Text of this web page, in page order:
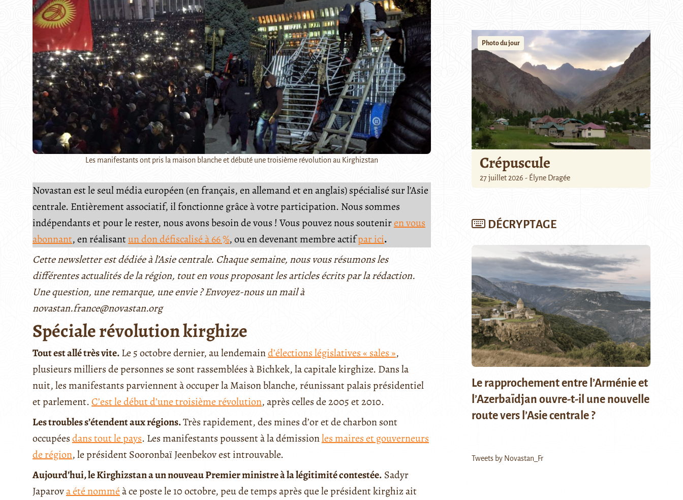
Les manifestants ont pris la maison blanche et débuté une troisième révolution au Kirghizstan
Novastan est le seul média européen (en français, en allemand et en anglais) spécialisé sur l'Asie
centrale. Entièrement associatif, il fonctionne grâce à votre participation. Nous sommes
indépendants et pour le rester, nous avons besoin de vous ! Vous pouvez nous souteniren vous
abonnant, en réalisantun don défiscalisé à 66 %, ou en devenant membre actifpar ici.
Cette newsletter est dédiée à l’Asie centrale. Chaque semaine, nous vous résumons les
différentes actualités de la région, tout en vous proposant les articles écrits par la rédaction.
Une question, une remarque, une envie ? Envoyez-nous un mail à
novastan.france@novastan.org
Spéciale révolution kirghize
Tout est allé très vite.Le 5 octobre dernier, au lendemaind’élections législatives « sales »,
plusieurs milliers de personnes se sont rassemblées à Bichkek, la capitale kirghize. Dans la
nuit, les manifestants parviennent à occuper la Maison blanche, réunissant palais présidentiel
et parlement.C’est le début d’une troisième révolution, après celles de 2005 et 2010.
Les troubles s’étendent aux régions.Très rapidement, des mines d’or et de charbon sont
occupéesdans tout le pays. Les manifestants poussent à la démissionles maires et gouverneurs
de région, le président Sooronbaï Jeenbekov est introuvable.
Aujourd’hui, le Kirghizstan a un nouveau Premier ministre à la légitimité contestée. Sadyr
Japarova été nomméà ce poste le 10 octobre, peu de temps après que le président kirghiz ait
Photo du jour
Crépuscule
27 juillet 2026 - Élyne Dragée
DÉCRYPTAGE
Le rapprochement entre l’Arménie et
l’Azerbaïdjan ouvre-t-il une nouvelle
route vers l’Asie centrale ?
Tweets by Novastan_Fr